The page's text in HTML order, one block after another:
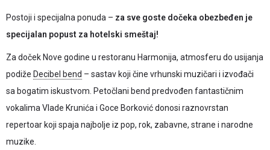
Postoji i specijalna ponuda – za sve goste dočeka obezbeđen je
specijalan popust za hotelski smeštaj!
Za doček Nove godine u restoranu Harmonija, atmosferu do usijanja
podiže Decibel bend – sastav koji čine vrhunski muzičari i izvođači
sa bogatim iskustvom. Petočlani bend predvođen fantastičnim
vokalima Vlade Krunića i Goce Borković donosi raznovrstan
repertoar koji spaja najbolje iz pop, rok, zabavne, strane i narodne
muzike.